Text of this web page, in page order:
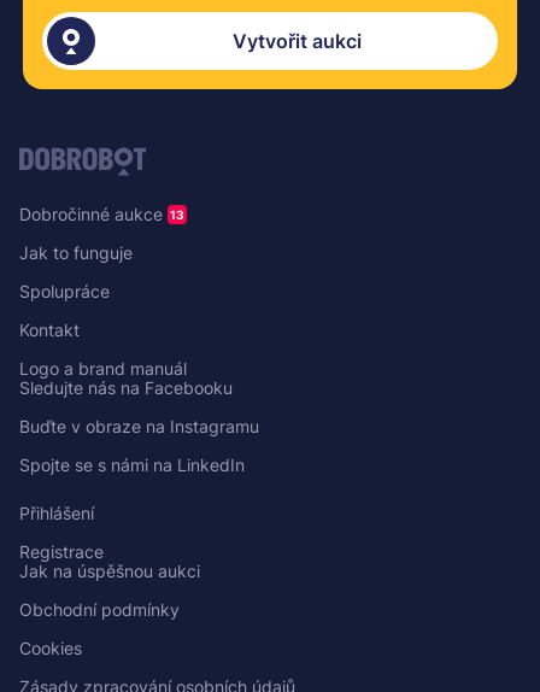
Vytvořit aukci
Dobročinné aukce 13
Jak to funguje
Spolupráce
Kontakt
Logo a brand manuál
Sledujte nás na Facebooku
Buďte v obraze na Instagramu
Spojte se s námi na LinkedIn
Přihlášení
Registrace
Jak na úspěšnou aukci
Obchodní podmínky
Cookies
Zásady zpracování osobních údajů